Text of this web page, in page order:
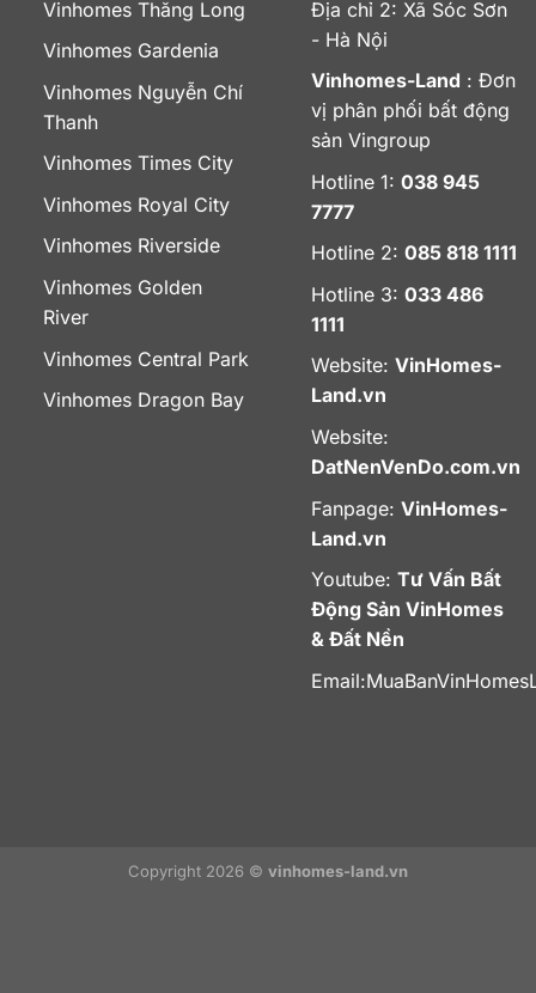
Vinhomes Thăng Long
Vinhomes Gardenia
Vinhomes Nguyễn Chí
Thanh
Vinhomes Times City
Vinhomes Royal City
Vinhomes Riverside
Vinhomes Golden
River
Vinhomes Central Park
Vinhomes Dragon Bay
Địa chỉ 2: Xã Sóc Sơn
- Hà Nội
Vinhomes-Land : Đơn
vị phân phối bất động
sản Vingroup
Hotline 1: 038 945
7777
Hotline 2: 085 818 1111
Hotline 3: 033 486
1111
Website: VinHomes-
Land.vn
Website:
DatNenVenDo.com.vn
Fanpage: VinHomes-
Land.vn
Youtube: Tư Vấn Bất
Động Sản VinHomes
& Đất Nền
Email:
Copyright 2026 © vinhomes-land.vn